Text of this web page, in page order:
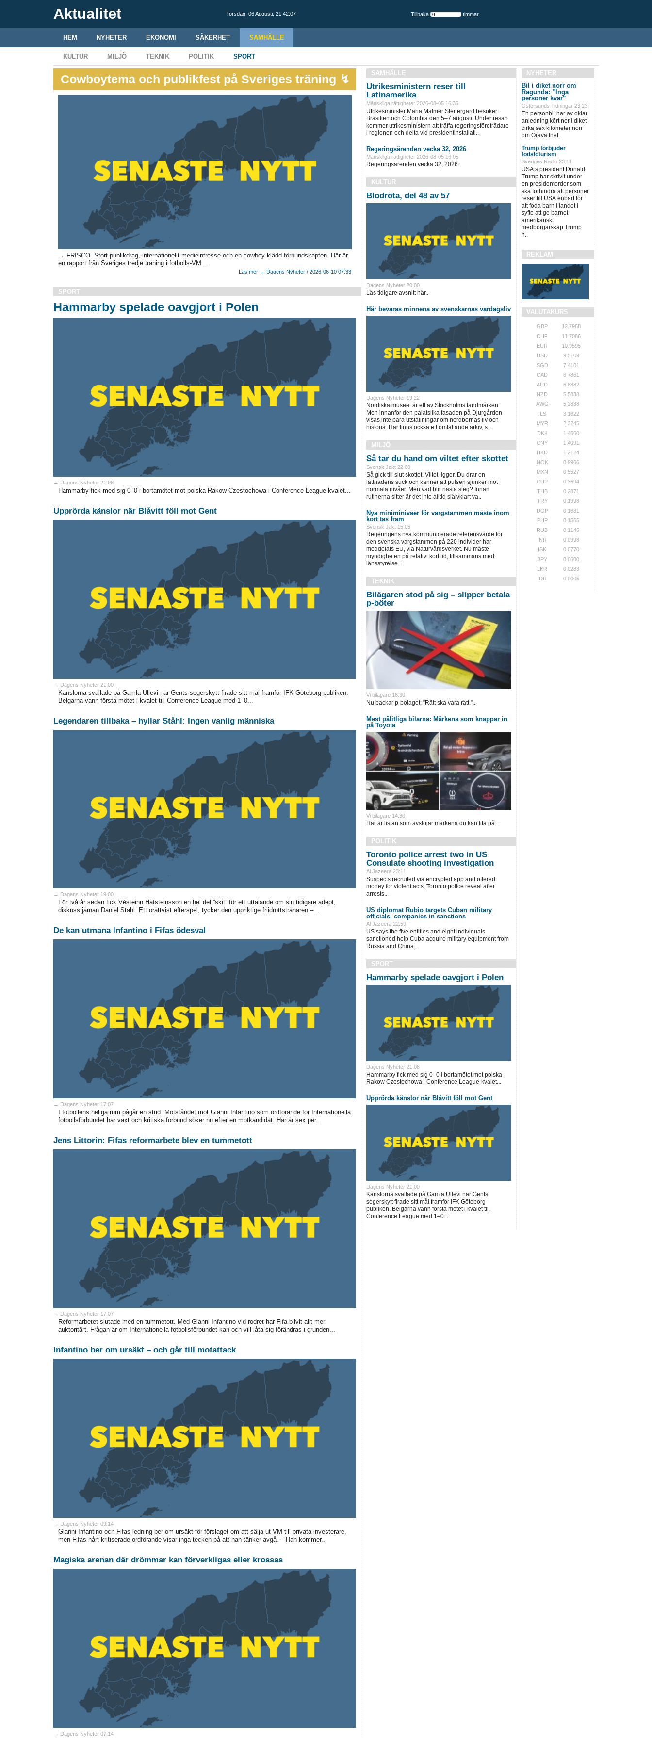
Aktualitet Torsdag, 06 Augusti, 21:42:08 Tillbaka timmar
HEM NYHETER EKONOMI SÄKERHET SAMHÄLLE
KULTUR MILJÖ TEKNIK POLITIK SPORT
Cowboytema och publikfest på Sveriges träning ↯
→ FRISCO. Stort publikdrag, internationellt medieintresse och en cowboy-klädd förbundskapten. Här är
en rapport från Sveriges tredje träning i fotbolls-VM...
Läs mer → Dagens Nyheter / 2026-06-10 07:33
SPORT
Hammarby spelade oavgjort i Polen
→ Dagens Nyheter 21:08
Hammarby fick med sig 0–0 i bortamötet mot polska Rakow Czestochowa i Conference League-kvalet...
Upprörda känslor när Blåvitt föll mot Gent
→ Dagens Nyheter 21:00
Känslorna svallade på Gamla Ullevi när Gents segerskytt firade sitt mål framför IFK Göteborg-publiken.
Belgarna vann första mötet i kvalet till Conference League med 1–0...
Legendaren tillbaka – hyllar Ståhl: Ingen vanlig människa
→ Dagens Nyheter 19:00
För två år sedan fick Vésteinn Hafsteinsson en hel del ”skit” för ett uttalande om sin tidigare adept,
diskusstjärnan Daniel Ståhl. Ett orättvist efterspel, tycker den uppriktige friidrottstränaren – ..
De kan utmana Infantino i Fifas ödesval
→ Dagens Nyheter 17:07
I fotbollens heliga rum pågår en strid. Motståndet mot Gianni Infantino som ordförande för Internationella
fotbollsförbundet har växt och kritiska förbund söker nu efter en motkandidat. Här är sex per..
Jens Littorin: Fifas reformarbete blev en tummetott
→ Dagens Nyheter 17:07
Reformarbetet slutade med en tummetott. Med Gianni Infantino vid rodret har Fifa blivit allt mer
auktoritärt. Frågan är om Internationella fotbollsförbundet kan och vill låta sig förändras i grunden...
Infantino ber om ursäkt – och går till motattack
→ Dagens Nyheter 09:14
Gianni Infantino och Fifas ledning ber om ursäkt för förslaget om att sälja ut VM till privata investerare,
men Fifas hårt kritiserade ordförande visar inga tecken på att han tänker avgå. – Han kommer..
Magiska arenan där drömmar kan förverkligas eller krossas
→ Dagens Nyheter 07:14
SAMHÄLLE
Utrikesministern reser till
Latinamerika
Mänskliga rättigheter 2026-08-05 16:36
Utrikesminister Maria Malmer Stenergard besöker
Brasilien och Colombia den 5–7 augusti. Under resan
kommer utrikesministern att träffa regeringsföreträdare
i regionen och delta vid presidentinstallati..
Regeringsärenden vecka 32, 2026
Mänskliga rättigheter 2026-08-05 16:05
Regeringsärenden vecka 32, 2026..
KULTUR
Blodröta, del 48 av 57
Dagens Nyheter 20:00
Läs tidigare avsnitt här..
Här bevaras minnena av svenskarnas vardagsliv
Dagens Nyheter 19:22
Nordiska museet är ett av Stockholms landmärken.
Men innanför den palatslika fasaden på Djurgården
visas inte bara utställningar om nordbornas liv och
historia. Här finns också ett omfattande arkiv, s..
MILJÖ
Så tar du hand om viltet efter skottet
Svensk Jakt 22:00
Så gick till slut skottet. Viltet ligger. Du drar en
lättnadens suck och känner att pulsen sjunker mot
normala nivåer. Men vad blir ­nästa steg? Innan
rutinerna sitter är det inte alltid självklart va..
Nya miniminivåer för vargstammen måste inom
kort tas fram
Svensk Jakt 15:05
Regeringens nya kommunicerade referensvärde för
den svenska vargstammen på 220 individer har
meddelats EU, via Naturvårdsverket. Nu måste
myndigheten på relativt kort tid, tillsammans med
länsstyrelse..
TEKNIK
Bilägaren stod på sig – slipper betala
p-böter
Vi bilägare 18:30
Nu backar p-bolaget: ”Rätt ska vara rätt.”..
Mest pålitliga bilarna: Märkena som knappar in
på Toyota
Vi bilägare 14:30
Här är listan som avslöjar märkena du kan lita på...
POLITIK
Toronto police arrest two in US
Consulate shooting investigation
Al Jazeera 23:11
Suspects recruited via encrypted app and offered
money for violent acts, Toronto police reveal after
arrests...
US diplomat Rubio targets Cuban military
officials, companies in sanctions
Al Jazeera 22:59
US says the five entities and eight individuals
sanctioned help Cuba acquire military equipment from
Russia and China...
SPORT
Hammarby spelade oavgjort i Polen
Dagens Nyheter 21:08
Hammarby fick med sig 0–0 i bortamötet mot polska
Rakow Czestochowa i Conference League-kvalet...
Upprörda känslor när Blåvitt föll mot Gent
Dagens Nyheter 21:00
Känslorna svallade på Gamla Ullevi när Gents
segerskytt firade sitt mål framför IFK Göteborg-
publiken. Belgarna vann första mötet i kvalet till
Conference League med 1–0...
NYHETER
Bil i diket norr om
Ragunda: ”Inga
personer kvar”
Östersunds Tidningar 23:23
En personbil har av oklar
anledning kört ner i diket
cirka sex kilometer norr
om Öravattnet...
Trump förbjuder
födsloturism
Sveriges Radio 23:11
USA:s president Donald
Trump har skrivit under
en presidentorder som
ska förhindra att personer
reser till USA enbart för
att föda barn i landet i
syfte att ge barnet
amerikanskt
medborgarskap.Trump
h..
REKLAM
VALUTAKURS
GBP
12.7968
CHF
11.7086
EUR
10.9595
USD
9.5109
SGD
7.4101
CAD
6.7861
AUD
6.6882
NZD
5.5838
AWG
5.2838
ILS
3.1622
MYR
2.3245
DKK
1.4660
CNY
1.4091
HKD
1.2124
NOK
0.9966
MXN
0.5527
CUP
0.3694
THB
0.2871
TRY
0.1998
DOP
0.1631
PHP
0.1565
RUB
0.1146
INR
0.0998
ISK
0.0770
JPY
0.0600
LKR
0.0283
IDR
0.0005